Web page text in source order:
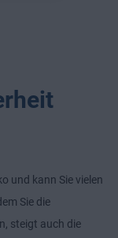
und kann Sie vielen
Sie die
steigt auch die